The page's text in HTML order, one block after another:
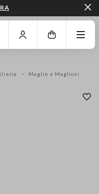
AL FONDO DELLA PAGINA
Maglie e Maglioni